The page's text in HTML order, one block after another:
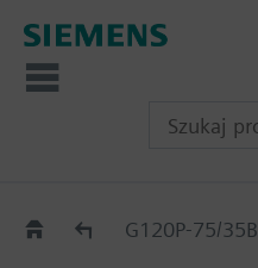
G120P..5BG120P-75/35B